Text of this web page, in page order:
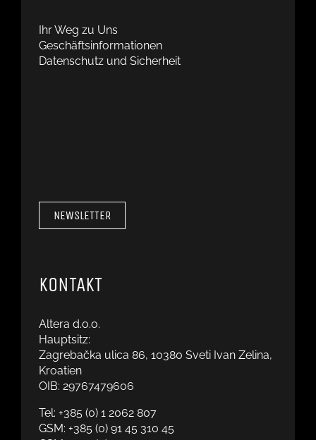
Ihr Weg zu Uns
Geschäftsinformationen
Datenschutz und Sicherheit
NEWSLETTER
KONTAKT
Altera d.o.o.
Hauptsitz:
Zagrebačka ulica 86, 10380 Sveti Ivan Zelina,
Kroatien
OIB: 29767479606
Tel: +385 (0) 1 2062 807
GSM: +385 (0) 91 45 310 45